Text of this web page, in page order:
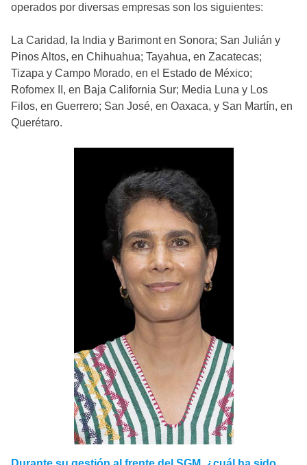
operados por diversas empresas son los siguientes:
La Caridad, la India y Barimont en Sonora; San Julián y
Pinos Altos, en Chihuahua; Tayahua, en Zacatecas;
Tizapa y Campo Morado, en el Estado de México;
Rofomex II, en Baja California Sur; Media Luna y Los
Filos, en Guerrero; San José, en Oaxaca, y San Martín, en
Querétaro.